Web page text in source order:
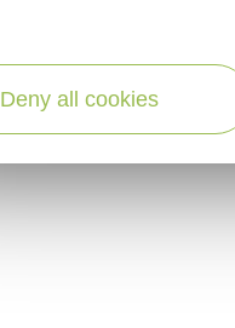
Deny all cookies